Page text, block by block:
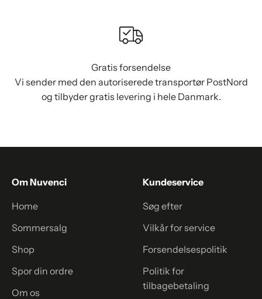
Gratis forsendelse
Vi sender med den autoriserede transportør PostNord
og tilbyder gratis levering i hele Danmark.
Om Nuvenci
Home
Sommersalg
Shop
Spor din ordre
Om os
Kundeservice
Søg efter
Vilkår for service
Forsendelsespolitik
Politik for
tilbagebetaling